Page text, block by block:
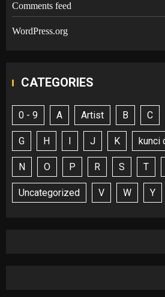
Comments feed
WordPress.org
CATEGORIES
0 - 9 A Artist B C
G H I J K kunci
N O P R S T
Uncategorized V W Y